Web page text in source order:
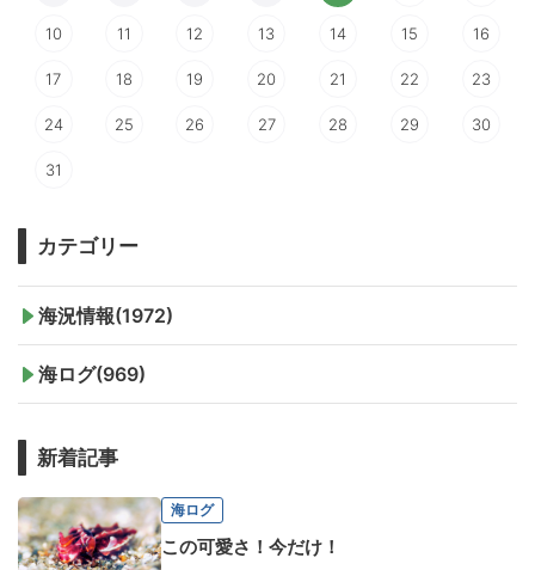
10 11 12 13 14 15 16
17 18 19 20 21 22 23
24 25 26 27 28 29 30
31
カテゴリー
海況情報(1972)
海ログ(969)
新着記事
海ログ
この可愛さ！今だけ！